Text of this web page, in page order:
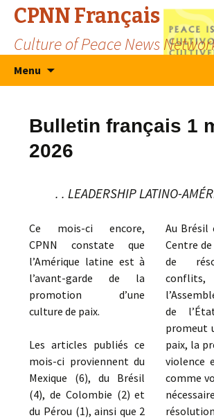
CPNN Français
Culture of Peace News
Menu
Bulletin français 1
2026
. . LEADERSHIP LATINO-
Ce mois-ci encore,
CPNN constate que
l’Amérique latine est à
l’avant-garde de la
promotion d’une
culture de paix.
Les articles publiés ce
mois-ci proviennent du
Mexique (6), du Brésil
(4), de Colombie (2) et
du Pérou (1), ainsi que 2
Au Brésil
Centre
de
conflits,
de
promeut
paix, la
violence
comme